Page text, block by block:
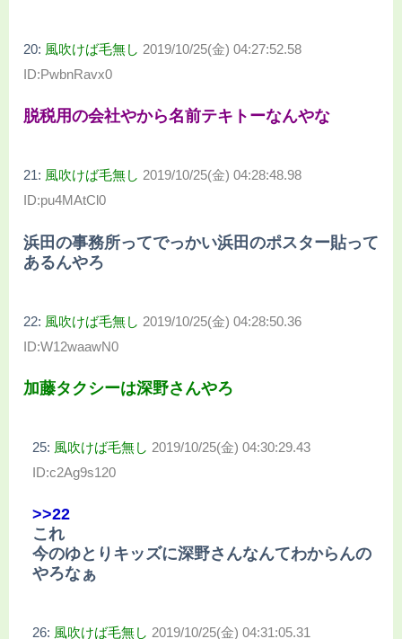
20: 風吹けば毛無し 2019/10/25(金) 04:27:52.58
ID:PwbnRavx0
脱税用の会社やから名前テキトーなんやな
21: 風吹けば毛無し 2019/10/25(金) 04:28:48.98
ID:pu4MAtCl0
浜田の事務所ってでっかい浜田のポスター貼って
あるんやろ
22: 風吹けば毛無し 2019/10/25(金) 04:28:50.36
ID:W12waawN0
加藤タクシーは深野さんやろ
25: 風吹けば毛無し 2019/10/25(金) 04:30:29.43
ID:c2Ag9s120
>>22
これ
今のゆとりキッズに深野さんなんてわからんの
やろなぁ
26: 風吹けば毛無し 2019/10/25(金) 04:31:05.31